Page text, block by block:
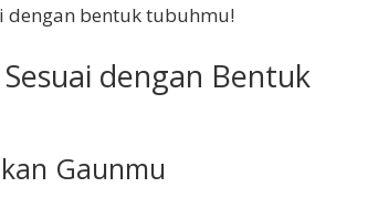
dengan bentuk tubuhmu!
dengan Bentuk
Gaunmu